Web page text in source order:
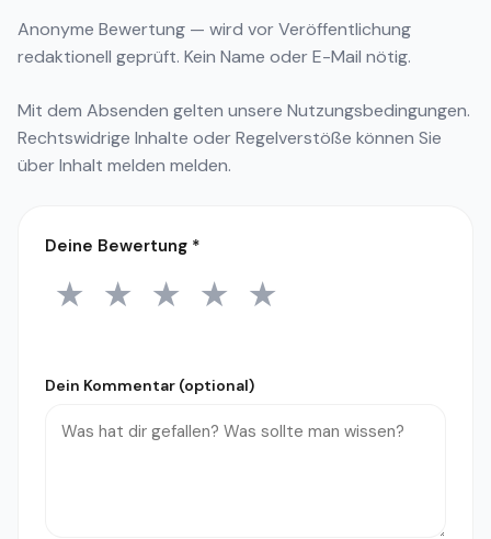
Anonyme Bewertung — wird vor Veröffentlichung
redaktionell geprüft. Kein Name oder E-Mail nötig.
Mit dem Absenden gelten unsere Nutzungsbedingungen.
Rechtswidrige Inhalte oder Regelverstöße können Sie
überInhalt melden melden.
Deine Bewertung *
1 Stern
★ 2 Sterne
★ 3 Sterne
★ 4 Sterne
★ 5 Sterne
★
Dein Kommentar (optional)